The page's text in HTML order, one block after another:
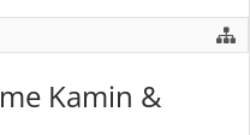
Kamin &